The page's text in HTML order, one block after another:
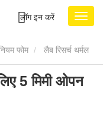
लॉग इन करें
फोम
शीट 5 मिमी ओपन